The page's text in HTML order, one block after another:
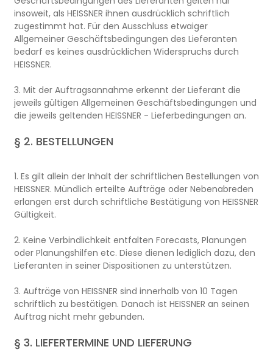
insoweit, als HEISSNER ihnen ausdrücklich schriftlich
zugestimmt hat. Für den Ausschluss etwaiger
Allgemeiner Geschäftsbedingungen des Lieferanten
bedarf es keines ausdrücklichen Widerspruchs durch
HEISSNER.
3. Mit der Auftragsannahme erkennt der Lieferant die
jeweils gültigen Allgemeinen Geschäftsbedingungen und
die jeweils geltenden HEISSNER - Lieferbedingungen an.
§ 2. BESTELLUNGEN
1. Es gilt allein der Inhalt der schriftlichen Bestellungen von
HEISSNER. Mündlich erteilte Aufträge oder Nebenabreden
erlangen erst durch schriftliche Bestätigung von HEISSNER
Gültigkeit.
2. Keine Verbindlichkeit entfalten Forecasts, Planungen
oder Planungshilfen etc. Diese dienen lediglich dazu, den
Lieferanten in seiner Dispositionen zu unterstützen.
3. Aufträge von HEISSNER sind innerhalb von 10 Tagen
schriftlich zu bestätigen. Danach ist HEISSNER an seinen
Auftrag nicht mehr gebunden.
§ 3. LIEFERTERMINE UND LIEFERUNG